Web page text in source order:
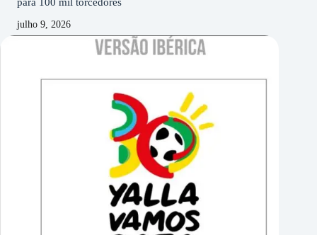
para 100 mil torcedores
julho 9, 2026